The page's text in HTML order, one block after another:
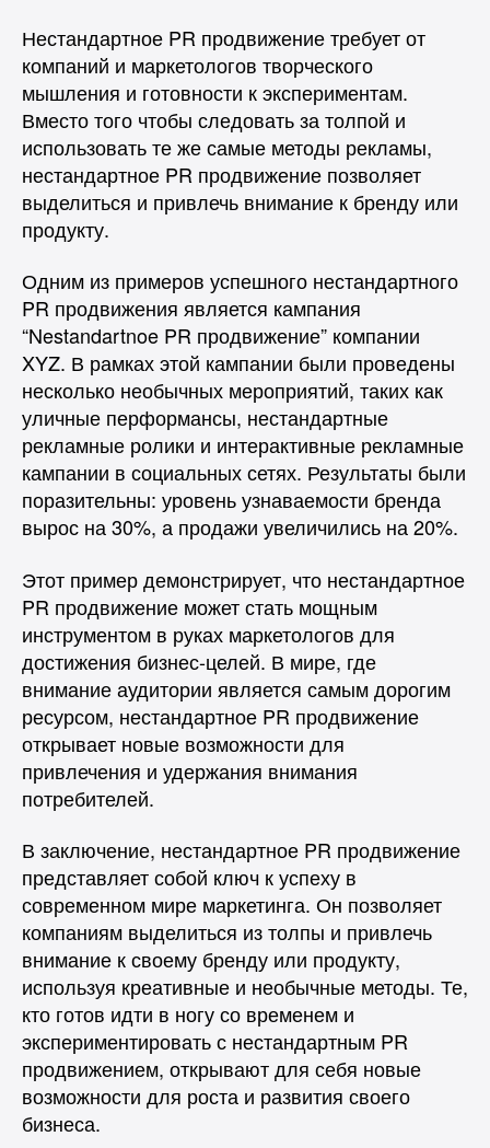
Нестандартное PR продвижение требует от
компаний и маркетологов творческого
мышления и готовности к экспериментам.
Вместо того чтобы следовать за толпой и
использовать те же самые методы рекламы,
нестандартное PR продвижение позволяет
выделиться и привлечь внимание к бренду или
продукту.
Одним из примеров успешного нестандартного
PR продвижения является кампания
“Nestandartnoe PR продвижение” компании
XYZ. В рамках этой кампании были проведены
несколько необычных мероприятий, таких как
уличные перформансы, нестандартные
рекламные ролики и интерактивные рекламные
кампании в социальных сетях. Результаты были
поразительны: уровень узнаваемости бренда
вырос на 30%, а продажи увеличились на 20%.
Этот пример демонстрирует, что нестандартное
PR продвижение может стать мощным
инструментом в руках маркетологов для
достижения бизнес-целей. В мире, где
внимание аудитории является самым дорогим
ресурсом, нестандартное PR продвижение
открывает новые возможности для
привлечения и удержания внимания
потребителей.
В заключение, нестандартное PR продвижение
представляет собой ключ к успеху в
современном мире маркетинга. Он позволяет
компаниям выделиться из толпы и привлечь
внимание к своему бренду или продукту,
используя креативные и необычные методы. Те,
кто готов идти в ногу со временем и
экспериментировать с нестандартным PR
продвижением, открывают для себя новые
возможности для роста и развития своего
бизнеса.